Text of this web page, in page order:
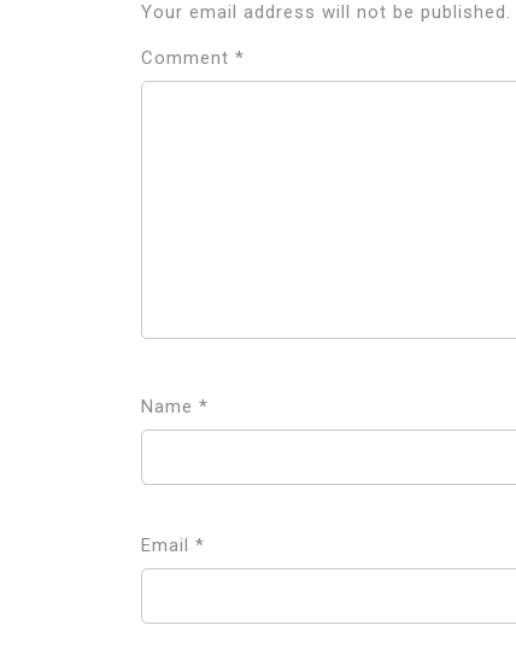
Your email address will not be published.
Comment *
Name *
Email *